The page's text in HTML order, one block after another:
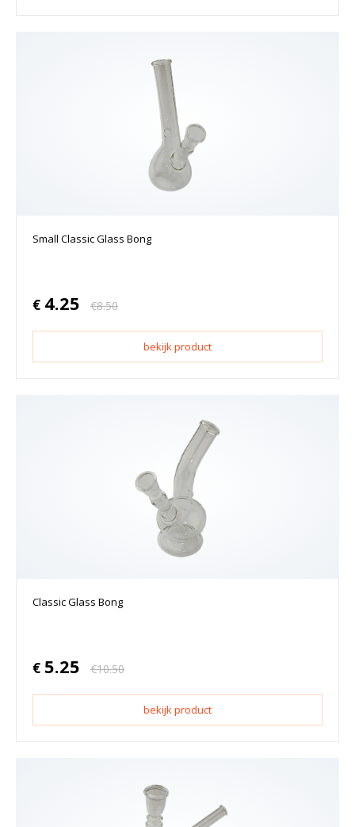
Small Classic Glass Bong
€ 4.25 €8.50
bekijk product
Classic Glass Bong
€ 5.25 €10.50
bekijk product